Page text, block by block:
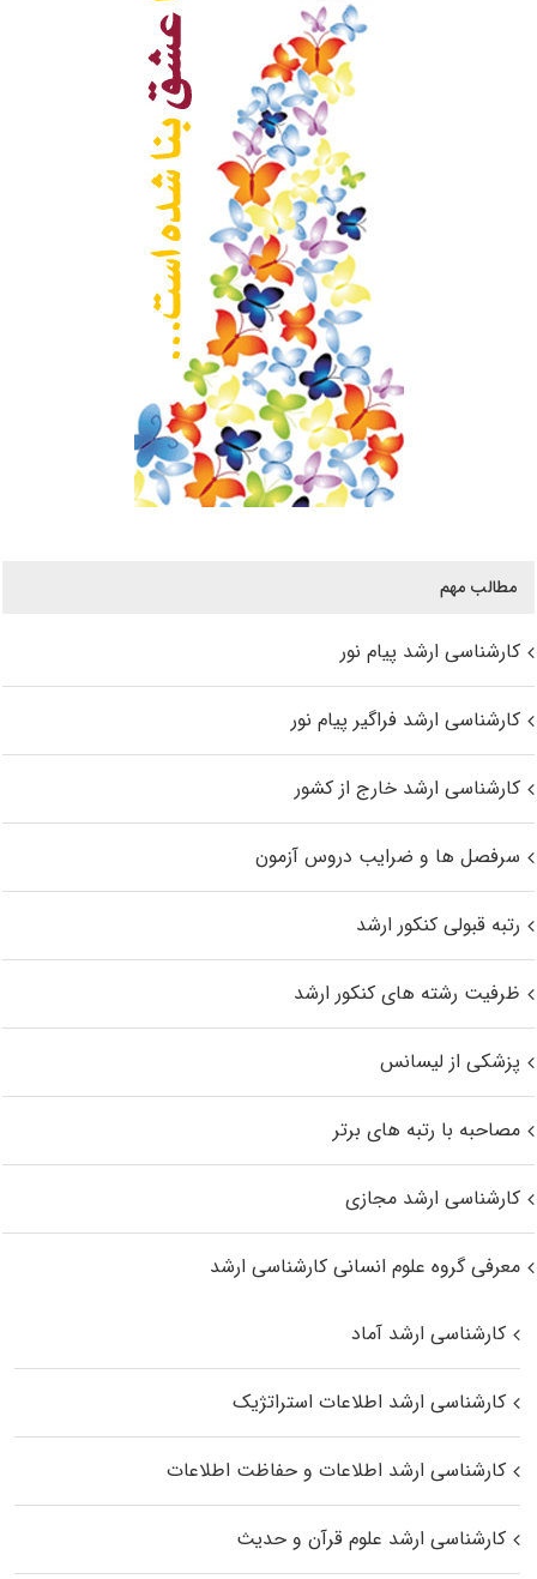
مطالب مهم
کارشناسی ارشد پیام نور
کارشناسی ارشد فراگیر پیام نور
کارشناسی ارشد خارج از کشور
سرفصل ها و ضرایب دروس آزمون
رتبه قبولی کنکور ارشد
ظرفیت رشته های کنکور ارشد
پزشکی از لیسانس
مصاحبه با رتبه های برتر
کارشناسی ارشد مجازی
معرفی گروه علوم انسانی کارشناسی ارشد
کارشناسی ارشد آماد
کارشناسی ارشد اطلاعات استراتژیک
کارشناسی ارشد اطلاعات و حفاظت اطلاعات
کارشناسی ارشد علوم قرآن و حدیث